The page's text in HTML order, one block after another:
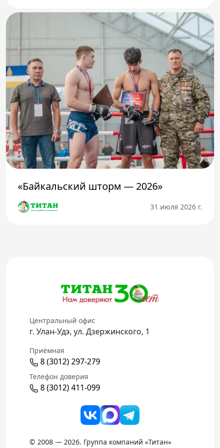
«Байкальский шторм — 2026»
31 июля 2026 г.
Центральный офис
г. Улан-Удэ, ул. Дзержинского, 1
Приёмная
8 (3012) 297-279
Телефон доверия
8 (3012) 411-099
© 2008 — 2026. Группа компаний «Титан»